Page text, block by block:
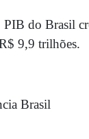
do Brasil
9,9 trilhões.
Brasil